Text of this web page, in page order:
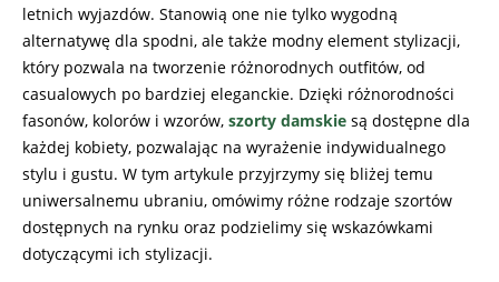
letnich wyjazdów. Stanowią one nie tylko wygodną
alternatywę dla spodni, ale także modny element stylizacji,
który pozwala na tworzenie różnorodnych outfitów, od
casualowych po bardziej eleganckie. Dzięki różnorodności
fasonów, kolorów i wzorów, szorty damskie są dostępne dla
każdej kobiety, pozwalając na wyrażenie indywidualnego
stylu i gustu. W tym artykule przyjrzymy się bliżej temu
uniwersalnemu ubraniu, omówimy różne rodzaje szortów
dostępnych na rynku oraz podzielimy się wskazówkami
dotyczącymi ich stylizacji.